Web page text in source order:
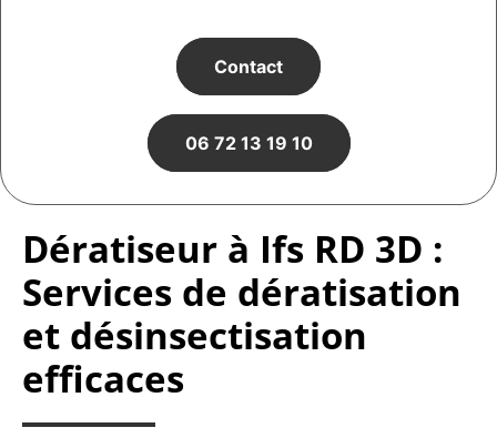
Contact
06 72 13 19 10
Dératiseur à Ifs RD 3D :
Services de dératisation
et désinsectisation
efficaces